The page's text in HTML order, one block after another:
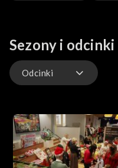
Sezony i odcinki
Odcinki